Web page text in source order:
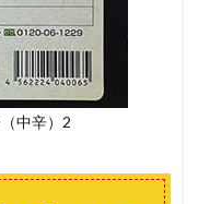
中辛）2